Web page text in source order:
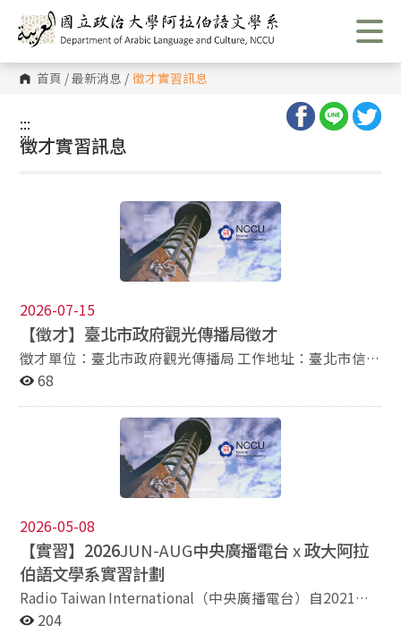
跳
到
主
內
容 首頁 /最新消息 / 徵才實習訊息
:::
:::
徵才實習訊息
2026-07-15
【徵才】臺北市政府觀光傳播局徵才
徵才單位：臺北市政府觀光傳播局 工作地址：臺北市信義
區市府路1號中央區4樓 工作職稱：約僱科員 工作薪水：
國內外大學以上畢業 工作內容 一、辦理穆斯林友善景點
與旅宿、國際平臺合作相關業務。 二、辦理景點輔導、宣
傳或其他觀光產業輔導業務。 三、其他臨時交辦事項。
聯絡方式 一、意者請檢具以下表件： (1) 履歷表（含照
片、自傳及日、夜間聯絡電話、手機號碼、電子郵件）。
歷須經教育部認可，持國外學歷應檢附經我國駐外館處查
驗證明文件影本) 。 (4) 與資格條件相符之相關工作經歷
（須載明工作起迄時間）證明文件影本。 (5) 其他相關證
明文件(如語文檢定等，無則免附）。 二、務請於信封上
註明「應徵觀光產業科輔導股約僱科員職務」，於115年
68
2026-05-08
【實習】2026JUN-AUG中央廣播電台x政大阿拉
伯語文學系實習計劃
Radio Taiwan International（中央廣播電台）自2021年5
月13日開啟了阿拉伯語臉書粉絲專頁《راديو تايوان
204